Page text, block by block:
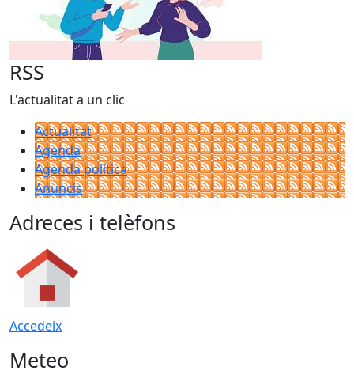
RSS
L'actualitat a un clic
Actualitat
Agenda
Agenda política
Anuncis
Adreces i telèfons
Accedeix
Meteo